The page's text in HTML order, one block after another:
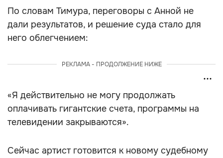
По словам Тимура, переговоры с Анной не
дали результатов, и решение суда стало для
него облегчением:
РЕКЛАМА - ПРОДОЛЖЕНИЕ НИЖЕ
«Я действительно не могу продолжать
оплачивать гигантские счета, программы на
телевидении закрываются».
Сейчас артист готовится к новому судебному